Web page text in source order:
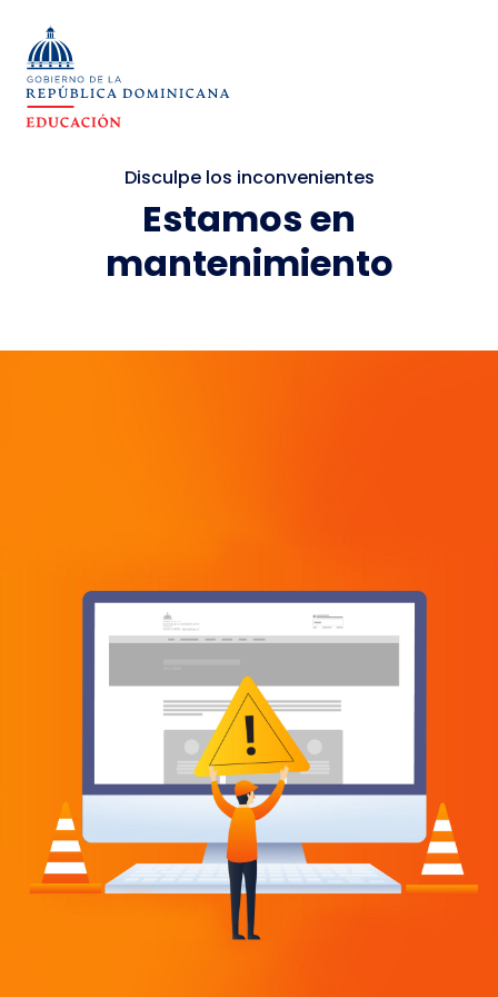
Disculpe los inconvenientes
Estamos en
mantenimiento